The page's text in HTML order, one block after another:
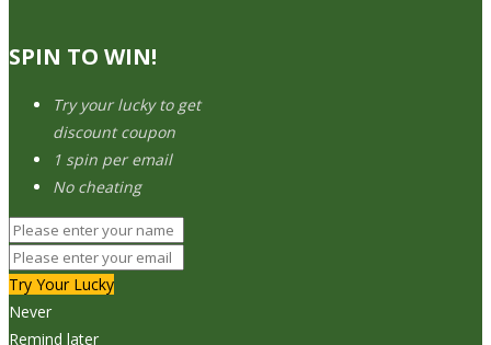
SPIN TO WIN!
Try your lucky to get
discount coupon
1 spin per email
No cheating
Try Your Lucky
Never
Remind later